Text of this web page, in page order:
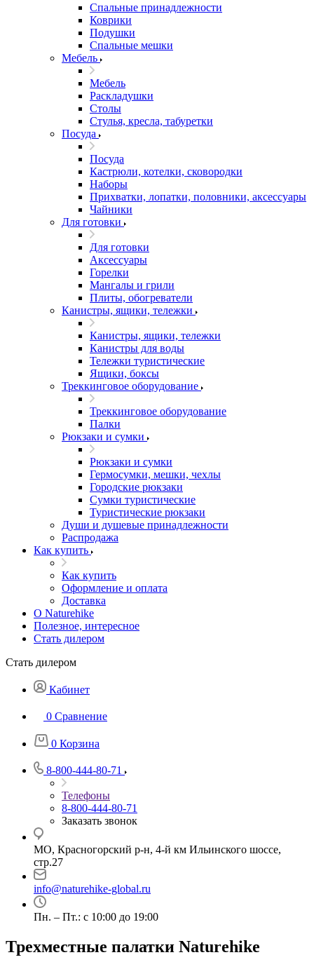
Спальные принадлежности
Коврики
Подушки
Спальные мешки
Мебель
Мебель
Раскладушки
Столы
Стулья, кресла, табуретки
Посуда
Посуда
Кастрюли, котелки, сковородки
Наборы
Прихватки, лопатки, половники, аксессуары
Чайники
Для готовки
Для готовки
Аксессуары
Горелки
Мангалы и грили
Плиты, обогреватели
Канистры, ящики, тележки
Канистры, ящики, тележки
Канистры для воды
Тележки туристические
Ящики, боксы
Треккинговое оборудование
Треккинговое оборудование
Палки
Рюкзаки и сумки
Рюкзаки и сумки
Гермосумки, мешки, чехлы
Городские рюкзаки
Сумки туристические
Туристические рюкзаки
Души и душевые принадлежности
Распродажа
Как купить
Как купить
Оформление и оплата
Доставка
О Naturehike
Полезное, интересное
Стать дилером
Стать дилером
Кабинет
0 Сравнение
0 Корзина
8-800-444-80-71
Телефоны
8-800-444-80-71
Заказать звонок
МО, Красногорский р-н, 4-й км Ильинского шоссе,
стр.27
info@naturehike-global.ru
Пн. – Пт.: с 10:00 до 19:00
Трехместные палатки Naturehike